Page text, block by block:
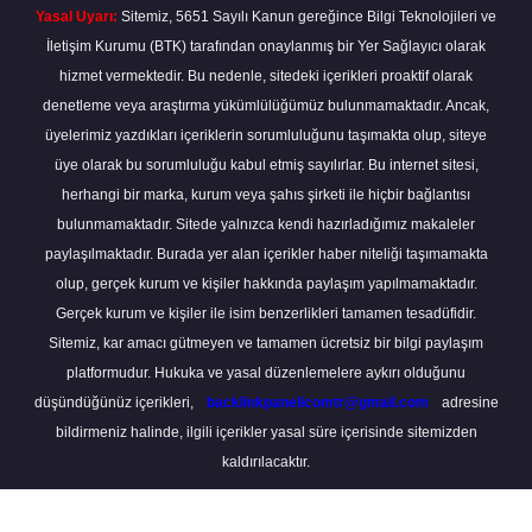
Yasal Uyarı: Sitemiz, 5651 Sayılı Kanun gereğince Bilgi Teknolojileri ve
İletişim Kurumu (BTK) tarafından onaylanmış bir Yer Sağlayıcı olarak
hizmet vermektedir. Bu nedenle, sitedeki içerikleri proaktif olarak
denetleme veya araştırma yükümlülüğümüz bulunmamaktadır. Ancak,
üyelerimiz yazdıkları içeriklerin sorumluluğunu taşımakta olup, siteye
üye olarak bu sorumluluğu kabul etmiş sayılırlar. Bu internet sitesi,
herhangi bir marka, kurum veya şahıs şirketi ile hiçbir bağlantısı
bulunmamaktadır. Sitede yalnızca kendi hazırladığımız makaleler
paylaşılmaktadır. Burada yer alan içerikler haber niteliği taşımamakta
olup, gerçek kurum ve kişiler hakkında paylaşım yapılmamaktadır.
Gerçek kurum ve kişiler ile isim benzerlikleri tamamen tesadüfidir.
Sitemiz, kar amacı gütmeyen ve tamamen ücretsiz bir bilgi paylaşım
platformudur. Hukuka ve yasal düzenlemelere aykırı olduğunu
düşündüğünüz içerikleri,
backlinkpanelicomtr@gmail.com
adresine
bildirmeniz halinde, ilgili içerikler yasal süre içerisinde sitemizden
kaldırılacaktır.